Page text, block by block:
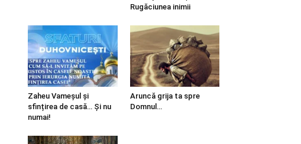
Rugăciunea inimii
Zaheu Vameșul și
sfințirea de casă… Și nu
numai!
Aruncă grija ta spre
Domnul…